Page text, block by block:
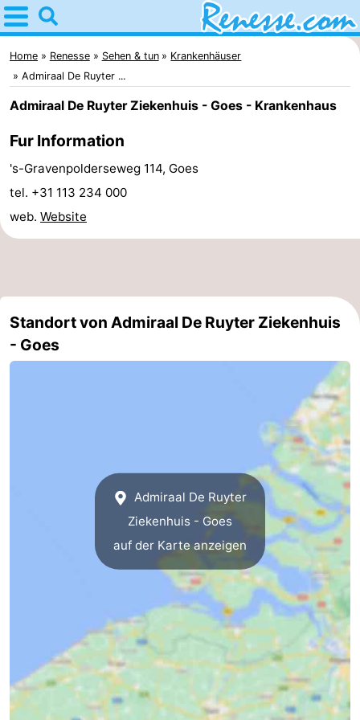
Home
Renesse
Tipps
kindern
Übernachten
Appartements
-
Kust
Ferienhäuser
Greve
Port
Zélande
Resort
-
Home Renesse Sehen & tun
Krankenhäuser
Admiraal De Ruyter ...
Admiraal De Ruyter Ziekenhuis - Goes - Krankenhaus
Fur Information
's-Gravenpolderseweg 114, Goes
tel. +31 113 234 000
web. Website
Standort von Admiraal De Ruyter Ziekenhuis
- Goes
Admiraal De Ruyter
Ziekenhuis - Goes
auf der Karte anzeigen